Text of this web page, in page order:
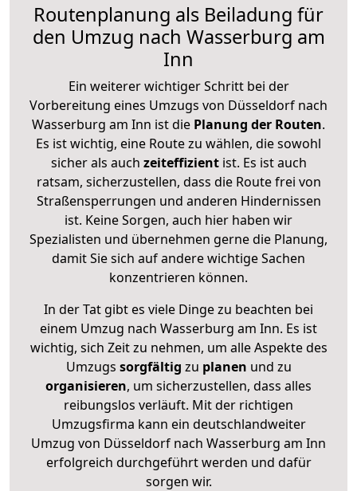
Routenplanung als Beiladung für
den Umzug nach Wasserburg am
Inn
Ein weiterer wichtiger Schritt bei der
Vorbereitung eines Umzugs von Düsseldorf nach
Wasserburg am Inn ist die Planung der Routen.
Es ist wichtig, eine Route zu wählen, die sowohl
sicher als auch zeiteffizientist. Es ist auch
ratsam, sicherzustellen, dass die Route frei von
Straßensperrungen und anderen Hindernissen
ist. Keine Sorgen, auch hier haben wir
Spezialisten und übernehmen gerne die Planung,
damit Sie sich auf andere wichtige Sachen
konzentrieren können.
In der Tat gibt es viele Dinge zu beachten bei
einem Umzug nach Wasserburg am Inn. Es ist
wichtig, sich Zeit zu nehmen, um alle Aspekte des
Umzugs sorgfältig zu planen und zu
organisieren, um sicherzustellen, dass alles
reibungslos verläuft. Mit der richtigen
Umzugsfirma kann ein deutschlandweiter
Umzug von Düsseldorf nach Wasserburg am Inn
erfolgreich durchgeführt werden und dafür
sorgen wir.